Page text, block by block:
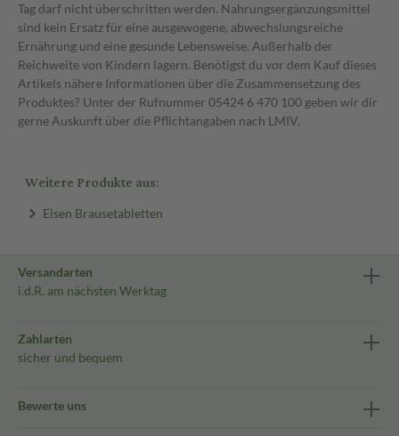
Tag darf nicht überschritten werden. Nahrungsergänzungsmittel
sind kein Ersatz für eine ausgewogene, abwechslungsreiche
Ernährung und eine gesunde Lebensweise. Außerhalb der
Reichweite von Kindern lagern. Benötigst du vor dem Kauf dieses
Artikels nähere Informationen über die Zusammensetzung des
Produktes? Unter der Rufnummer 05424 6 470 100 geben wir dir
gerne Auskunft über die Pflichtangaben nach LMIV.
Weitere Produkte aus:
Eisen Brausetabletten
Versandarten
i.d.R. am nächsten Werktag
Zahlarten
sicher und bequem
Bewerte uns